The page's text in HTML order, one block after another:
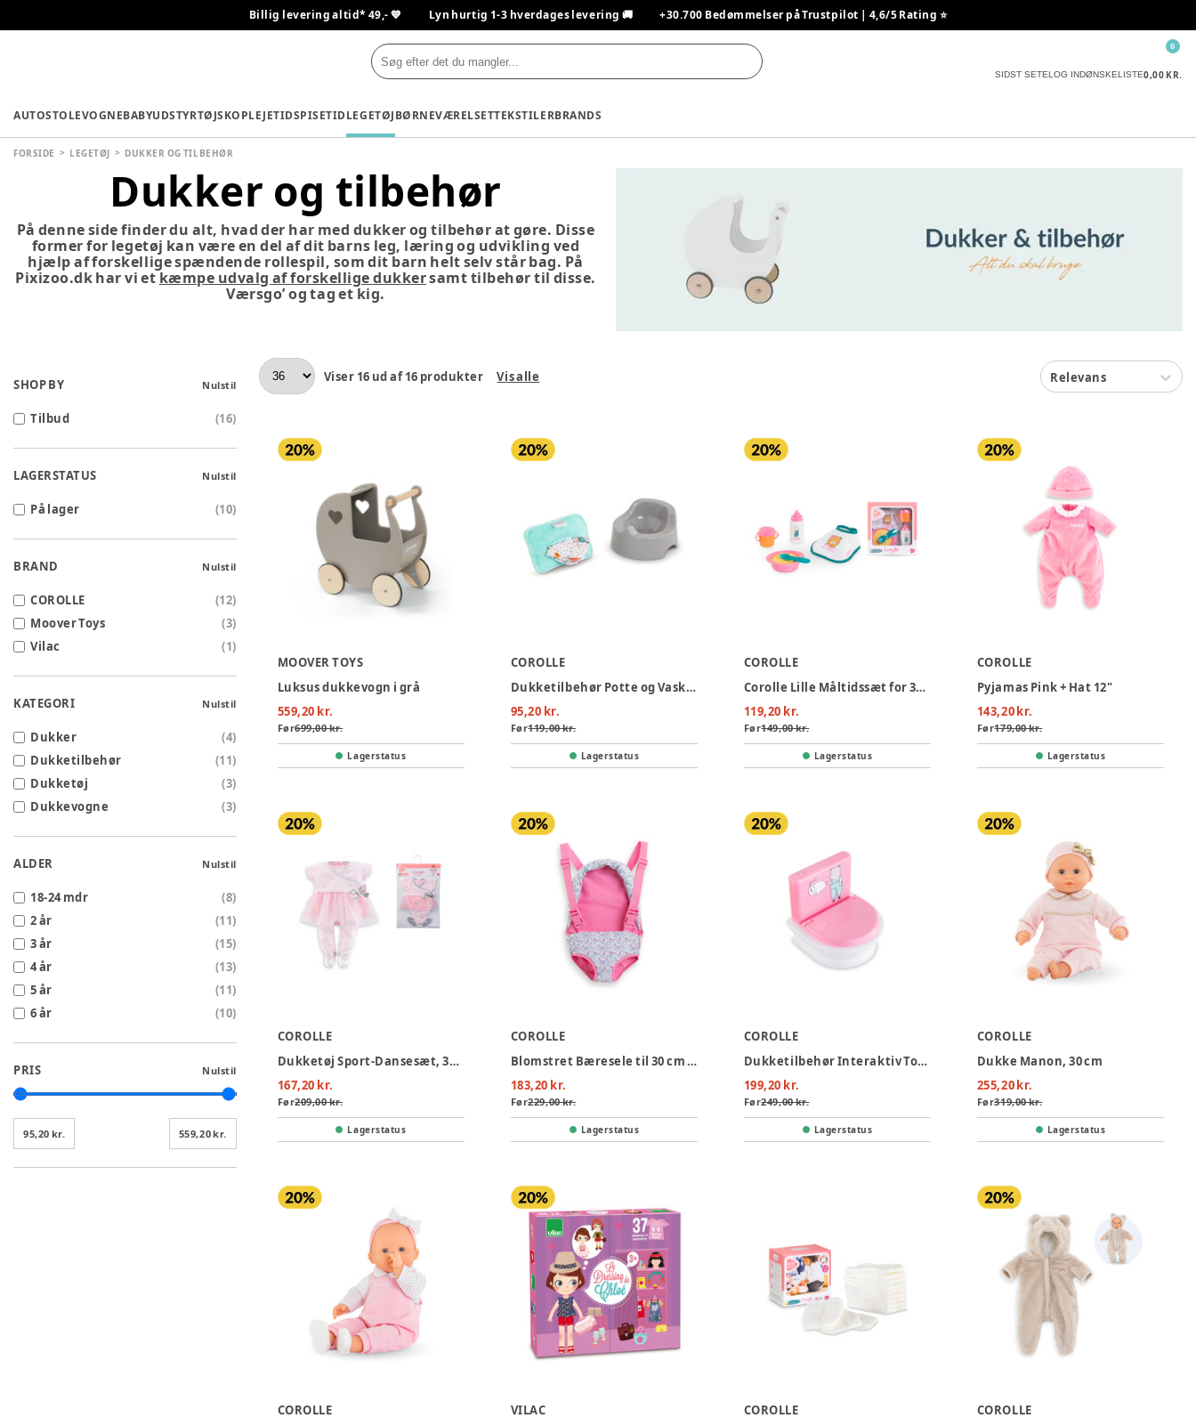
Billig levering altid* 49,- 💙 Lyn hurtig 1-3 hverdages levering 🚚 +30.700 Bedømmelser på Trustpilot | 4,6/5 Rating ⭐️
SIDST SETELOG INDØNSKELISTE0,00 KR.
0
AUTOSTOLEVOGNEBABYUDSTYRTØJSKOPLEJETIDSPISETIDLEGETØJBØRNEVÆRELSETTEKSTILERBRANDS
FORSIDE LEGETØJ DUKKER OG TILBEHØR
Dukker og tilbehør
På denne side finder du alt, hvad der har med dukker og tilbehør at gøre. Disse
former for legetøj kan være en del af dit barns leg, læring og udvikling ved
hjælp af forskellige spændende rollespil, som dit barn helt selv står bag. På
Pixizoo.dk har vi et kæmpe udvalg af forskellige dukkersamt tilbehør til disse.
Værsgo’ og tag et kig.
SHOP BY Nulstil
Tilbud (16)
LAGERSTATUS Nulstil
På lager (10)
BRAND Nulstil
COROLLE (12)
Moover Toys
(3)
Vilac
(1)
KATEGORI Nulstil
Dukker (4)
Dukketilbehør
(11)
Dukketøj
(3)
Dukkevogne
(3)
ALDER Nulstil
18-24 mdr (8)
2 år
(11)
3 år
(15)
4 år
(13)
5 år
(11)
6 år
(10)
PRIS Nulstil
95,20 kr. 559,20 kr.
Viser 16 ud af 16 produkter Vis alle Relevans
MOOVER TOYS
Luksus dukkevogn i grå
559,20 kr.
Før699,00 kr.
Lagerstatus
COROLLE
Dukketilbehør Potte og Vaskeklud
95,20 kr.
Før119,00 kr.
Lagerstatus
COROLLE
Corolle Lille Måltidssæt for 36cm dukke
119,20 kr.
Før149,00 kr.
Lagerstatus
COROLLE
Pyjamas Pink + Hat 12"
143,20 kr.
Før179,00 kr.
Lagerstatus
COROLLE
Dukketøj Sport-Dansesæt, 36 cm
167,20 kr.
Før209,00 kr.
Lagerstatus
COROLLE
Blomstret Bæresele til 30 cm dukke
183,20 kr.
Før229,00 kr.
Lagerstatus
COROLLE
Dukketilbehør Interaktiv Toilet
199,20 kr.
Før249,00 kr.
Lagerstatus
COROLLE
Dukke Manon, 30 cm
255,20 kr.
Før319,00 kr.
Lagerstatus
COROLLE
VILAC
COROLLE
COROLLE